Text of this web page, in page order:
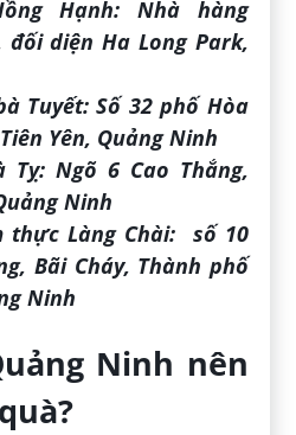
Hạnh:Nhà hàng
đối diện Ha Long Park,
Tuyết:Số 32 phố Hòa
Yên, Quảng Ninh
Tỵ: Ngõ 6 Cao Thắng,
Ninh
thực Làng Chài: số 10
Bãi Cháy, Thành phố
Ninh
Ninh nên